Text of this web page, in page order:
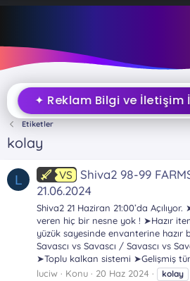
✦ Reklam Bilgi ve İletişim
Etiketler
kolay
L VS
Shiva2 98-99
21.06.2024
Shiva2 21 Haziran 21:00’da
veren hiç bir nesne yok ! ➤Hazır
yüzük sayesinde envanterine hazır
Savascı vs Savascı / Savascı vs
➤Toplu kalkan sistemi ➤Gelişmiş
luciw
Konu 20 Haz 2024 kolay